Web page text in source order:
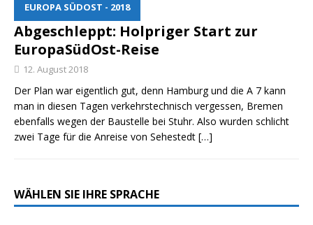
EUROPA SÜDOST - 2018
Abgeschleppt: Holpriger Start zur
EuropaSüdOst-Reise
12. August 2018
Der Plan war eigentlich gut, denn Hamburg und die A 7 kann
man in diesen Tagen verkehrstechnisch vergessen, Bremen
ebenfalls wegen der Baustelle bei Stuhr. Also wurden schlicht
zwei Tage für die Anreise von Sehestedt […]
WÄHLEN SIE IHRE SPRACHE